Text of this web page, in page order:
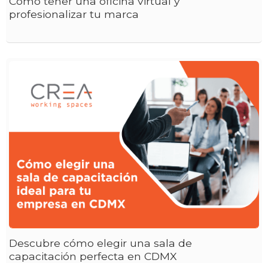
profesionalizar tu marca
Descubre cómo elegir una sala de
capacitación perfecta en CDMX